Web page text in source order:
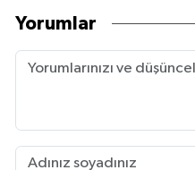
Yorumlar